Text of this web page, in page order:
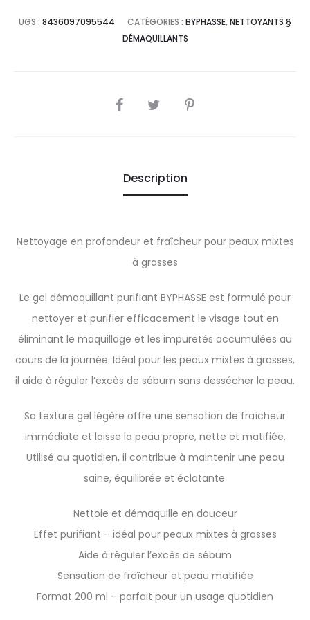
UGS : 8436097095544 CATÉGORIES : BYPHASSE, NETTOYANTS §
DÉMAQUILLANTS
SHARE
Description
Nettoyage en profondeur et fraîcheur pour peaux mixtes
à grasses
Le gel démaquillant purifiant BYPHASSE est formulé pour
nettoyer et purifier efficacement le visage tout en
éliminant le maquillage et les impuretés accumulées au
cours de la journée. Idéal pour les peaux mixtes à grasses,
il aide à réguler l’excès de sébum sans dessécher la peau.
Sa texture gel légère offre une sensation de fraîcheur
immédiate et laisse la peau propre, nette et matifiée.
Utilisé au quotidien, il contribue à maintenir une peau
saine, équilibrée et éclatante.
Nettoie et démaquille en douceur
Effet purifiant – idéal pour peaux mixtes à grasses
Aide à réguler l’excès de sébum
Sensation de fraîcheur et peau matifiée
Format 200 ml – parfait pour un usage quotidien